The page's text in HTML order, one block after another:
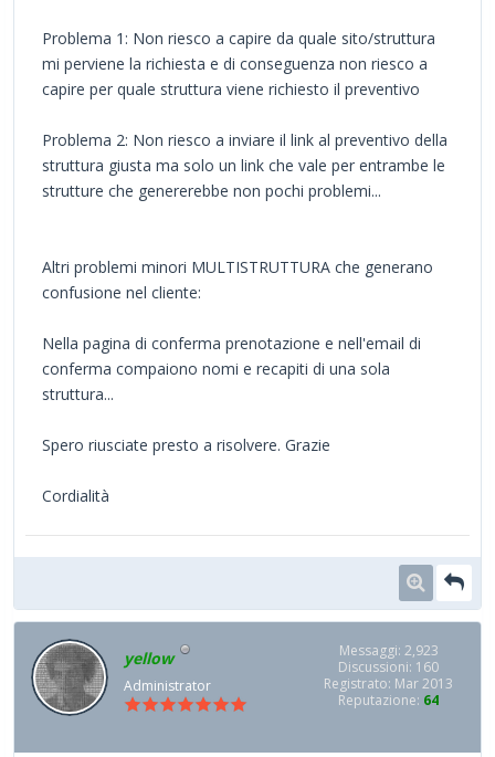
Problema 1: Non riesco a capire da quale sito/struttura
mi perviene la richiesta e di conseguenza non riesco a
capire per quale struttura viene richiesto il preventivo
Problema 2: Non riesco a inviare il link al preventivo della
struttura giusta ma solo un link che vale per entrambe le
strutture che genererebbe non pochi problemi...
Altri problemi minori MULTISTRUTTURA che generano
confusione nel cliente:
Nella pagina di conferma prenotazione e nell'email di
conferma compaiono nomi e recapiti di una sola
struttura...
Spero riusciate presto a risolvere. Grazie
Cordialità
yellow
Administrator
Messaggi: 2,923
Discussioni: 160
Registrato: Mar 2013
Reputazione: 64